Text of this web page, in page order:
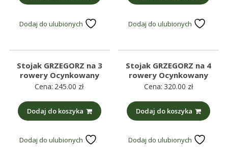
Dodaj do ulubionych Dodaj do ulubionych
Stojak GRZEGORZ na 3
rowery Ocynkowany
Cena: 245.00 zł
Dodaj do koszyka
Dodaj do ulubionych
Stojak GRZEGORZ na 4
rowery Ocynkowany
Cena: 320.00 zł
Dodaj do koszyka
Dodaj do ulubionych